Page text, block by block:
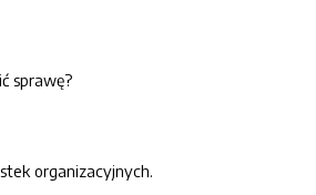
sprawę?
organizacyjnych.